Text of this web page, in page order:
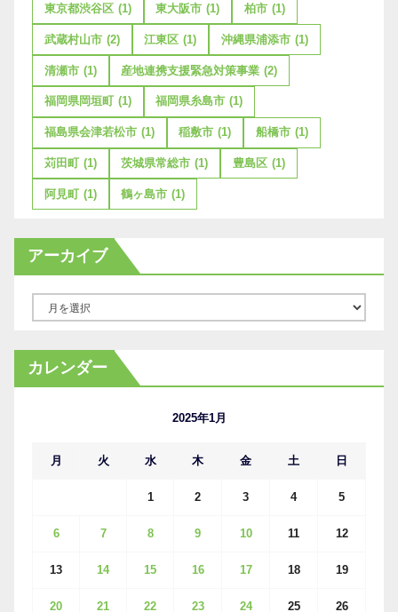
東京都渋谷区 (1) 東大阪市 (1) 柏市 (1)
武蔵村山市 (2) 江東区 (1) 沖縄県浦添市 (1)
清瀬市 (1) 産地連携支援緊急対策事業 (2)
福岡県岡垣町 (1) 福岡県糸島市 (1)
福島県会津若松市 (1) 稲敷市 (1) 船橋市 (1)
苅田町 (1) 茨城県常総市 (1) 豊島区 (1)
阿見町 (1) 鶴ヶ島市 (1)
アーカイブ
カ
イ
カレンダー
2025年1月
月 火 水 木 金 土 日
1 2 3 4 5
6 7 8 9 10 11 12
13 14 15 16 17 18 19
20 21 22 23 24 25 26